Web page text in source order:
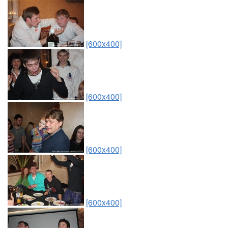
[600x400]
[600x400]
[600x400]
[600x400]